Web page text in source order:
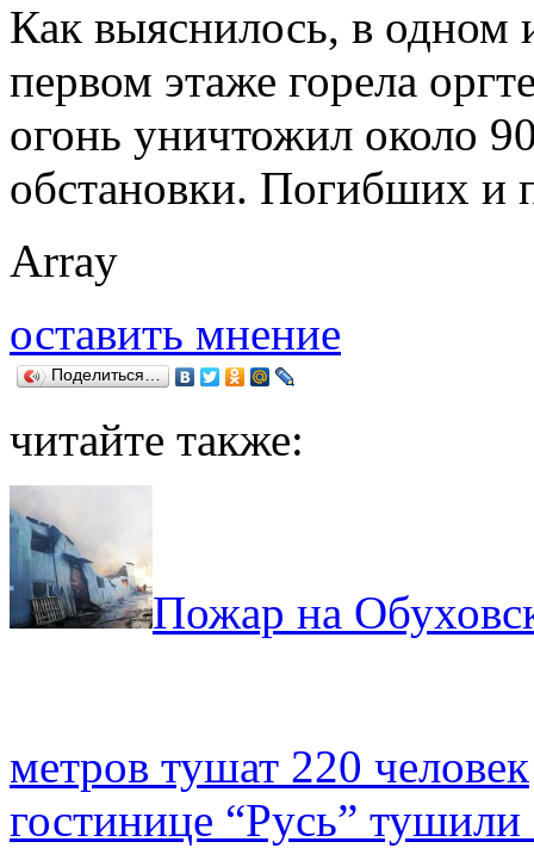
Как выяснилось, в одном
первом этаже горела
огонь уничтожил около
обстановки. Погибших и
Array
оставить мнение
Поделиться…
читайте также:
Пожар на
метров тушат 220 человек
гостинице “Русь” тушили